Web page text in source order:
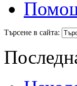
Търсене в сайта: